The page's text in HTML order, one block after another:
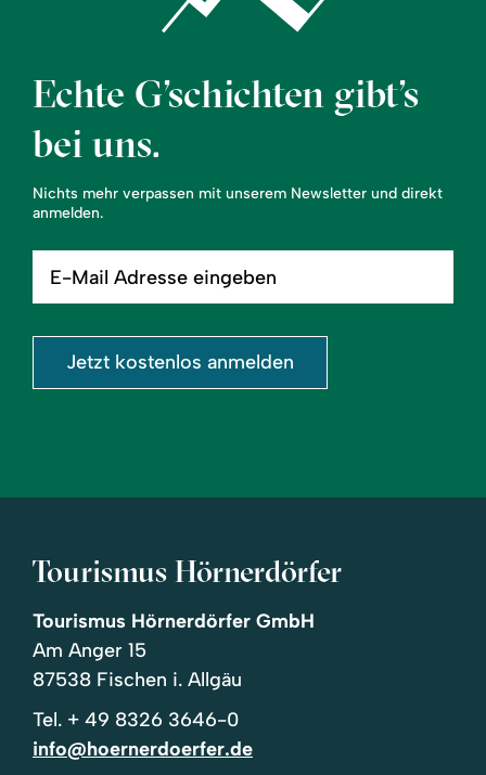
Echte G’schichten gibt’s
bei uns.
Nichts mehr verpassen mit unserem Newsletter und direkt
anmelden.
Mail
eingeben
Jetzt kostenlos anmelden
Tourismus Hörnerdörfer
Tourismus Hörnerdörfer GmbH
Am Anger 15
87538 Fischen i. Allgäu
Tel. + 49 8326 3646-0
info@hoernerdoerfer.de